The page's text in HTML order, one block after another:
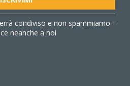
condiviso e non spammiamo -
neanche a noi